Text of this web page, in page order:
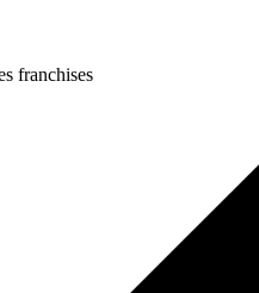
franchises